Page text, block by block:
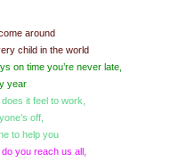
around
child in the world
on time you’re never late,
year
it feel to work,
off,
to help you
do you reach us all,